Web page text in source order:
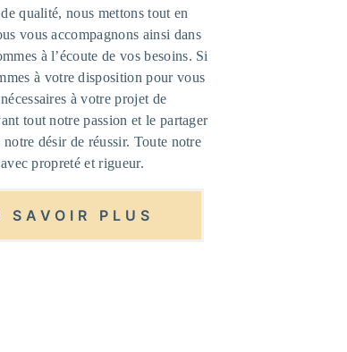
qualité, nous mettons tout en
vous accompagnons ainsi dans
à l’écoute de vos besoins. Si
à votre disposition pour vous
à votre projet de
tout notre passion et le partager
désir de réussir. Toute notre
propreté et rigueur.
SAVOIR PLUS